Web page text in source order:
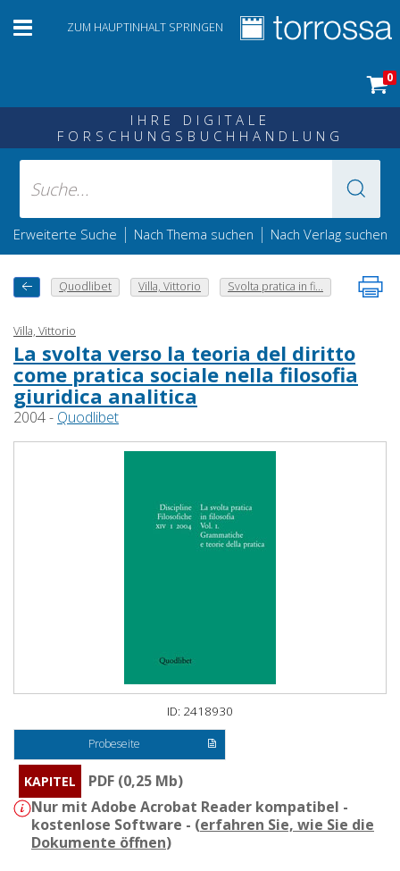
ZUM HAUPTINHALT SPRINGEN
0
IHRE DIGITALE
FORSCHUNGSBUCHHANDLUNG
Erweiterte Suche | Nach Thema suchen | Nach Verlag suchen
Quodlibet Villa, Vittorio Svolta pratica in fi...
Villa, Vittorio
La svolta verso la teoria del diritto
come pratica sociale nella filosofia
giuridica analitica
2004 - Quodlibet
ID: 2418930
Probeseite
KAPITEL
PDF (0,25 Mb)
Nur mit Adobe Acrobat Reader kompatibel -
kostenlose Software - (erfahren Sie, wie Sie die
Dokumente öffnen)